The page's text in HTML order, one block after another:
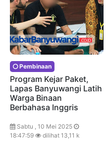
Pembinaan
Program Kejar Paket,
Lapas Banyuwangi Latih
Warga Binaan
Berbahasa Inggris
Sabtu , 10 Mei 2025
18:47:59
dilihat 13,11 k